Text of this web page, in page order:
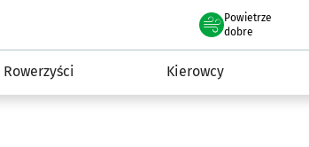
Powietrze
we Wrocławiu
dobre
Rowerzyści Kierowcy